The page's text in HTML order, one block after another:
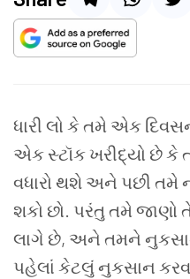
ધારી લો કેતમે એક
એક સ્ટૉકખરીદ્યો છેકે
વધારો થશે અને પછી તમે
શકો છો. પરંતુતમેજાણો
લાગે છે, અને તમને
પહેલાં કેટલુંનુકસાન